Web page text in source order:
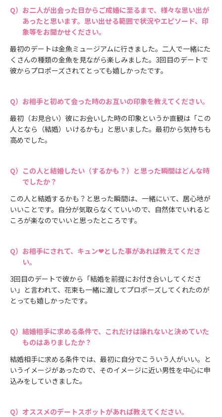
お二人が出会った日からご成婚に至るまで、様々な思い出が
あったと思います。思い出せる範囲で状況やエピソード、印
象等をお聞かせください。
最初のデートは金魚ミュージアムに行きました。二人で一緒にた
くさんの種類の金魚を見ながら楽しみました。3回目のデートで
彼からプロポーズされてとっても嬉しかったです。
お相手と初めて会った時のお互いの印象を教えてください。
最初（お見合い）彼にお会いした時の印象というか直観は「この
人となら（結婚）いけるかも」と思いました。最初から気持ちも
高めでした。
この人と結婚したい（するかも？）と思った瞬間はどんな時
でしたか？
この人と結婚するかも？と思った瞬間は、一緒にいて、居心地が
いいことです。自分が気取らなくていいので、自然体でいれると
ころが楽なのでいいと思ったところです。
お相手にされて、キュン❤とした事があれば教えてくださ
い。
3回目のデートで彼から「結婚を前提にお付き合いしてくださ
い」と言われて、花束も一緒に渡してプロポーズしてくれたのが
とっても嬉しかったです。
結婚相手に求める条件で、これだけは譲れないと決めていた
ものはありましたか？
結婚相手に求める条件では、最初に自分でこういう人がいい。と
いうイメージがあったので、そのイメージに近い男性を中心に申
込みをしていきました。
オススメのデートスポットがあれば教えてください。